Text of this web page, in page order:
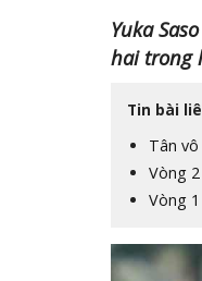
Yuka
hai trong
Tin bài
Tân
Vòng
Vòng